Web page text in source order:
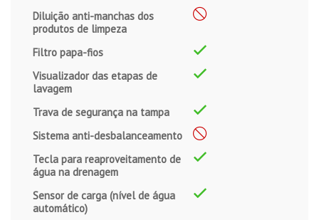
Diluição anti-manchas dos
produtos de limpeza
Filtro papa-fios
Visualizador das etapas de
lavagem
Trava de segurança na tampa
Sistema anti-desbalanceamento
Tecla para reaproveitamento de
água na drenagem
Sensor de carga (nível de água
automático)